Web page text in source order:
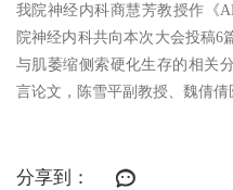
我院神经内科商慧芳教授作《
院神经内科共向本次大会投稿6
与肌萎缩侧索硬化生存的相关
言论文，陈雪平副教授、魏倩倩
分享到：